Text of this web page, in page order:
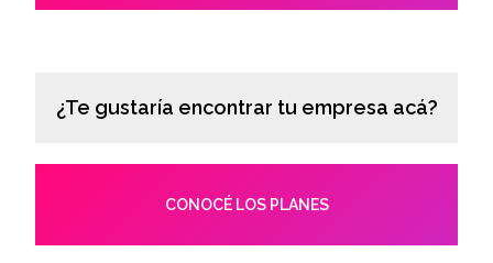
¿Te gustaría encontrar tu empresa acá?
CONOCÉ LOS PLANES